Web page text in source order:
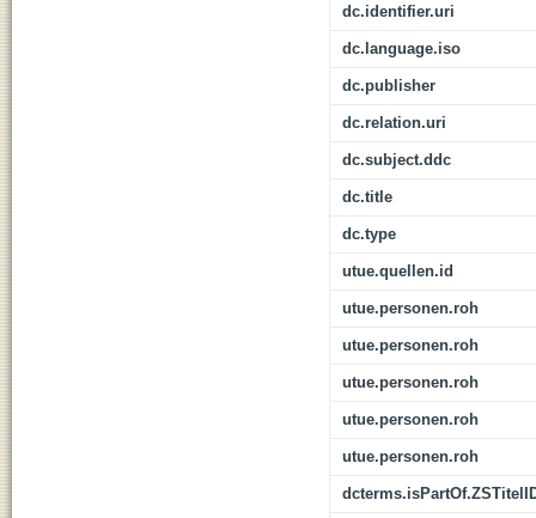
dc.identifier.uri
dc.language.iso
dc.publisher
dc.relation.uri
dc.subject.ddc
dc.title
dc.type
utue.quellen.id
utue.personen.roh
utue.personen.roh
utue.personen.roh
utue.personen.roh
utue.personen.roh